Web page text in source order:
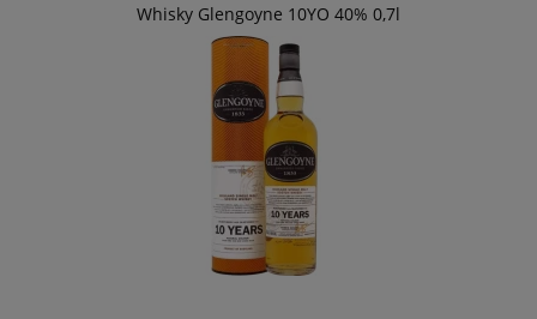
Whisky Glengoyne 10YO 40% 0,7l